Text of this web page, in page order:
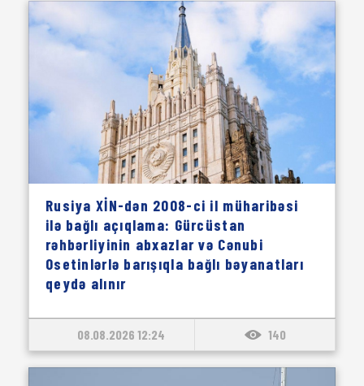
Rusiya XİN-dən 2008-ci il müharibəsi
ilə bağlı açıqlama: Gürcüstan
rəhbərliyinin abxazlar və Cənubi
Osetinlərlə barışıqla bağlı bəyanatları
qeydə alınır
08.08.2026 12:24 140